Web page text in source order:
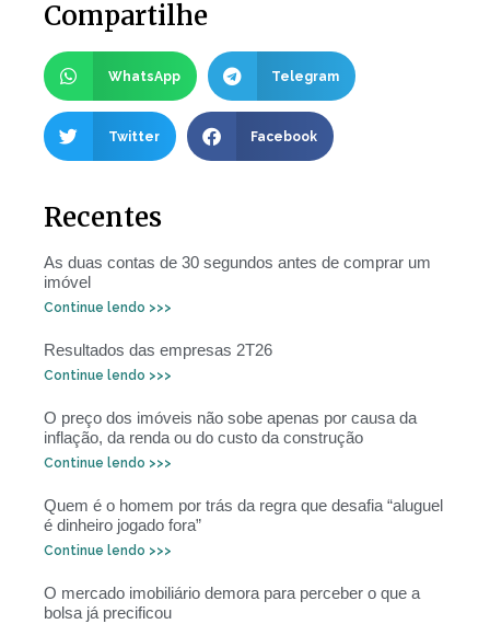
Compartilhe
WhatsApp Telegram
Twitter Facebook
Recentes
As duas contas de 30 segundos antes de comprar um
imóvel
Continue lendo >>>
Resultados das empresas 2T26
Continue lendo >>>
O preço dos imóveis não sobe apenas por causa da
inflação, da renda ou do custo da construção
Continue lendo >>>
Quem é o homem por trás da regra que desafia “aluguel
é dinheiro jogado fora”
Continue lendo >>>
O mercado imobiliário demora para perceber o que a
bolsa já precificou